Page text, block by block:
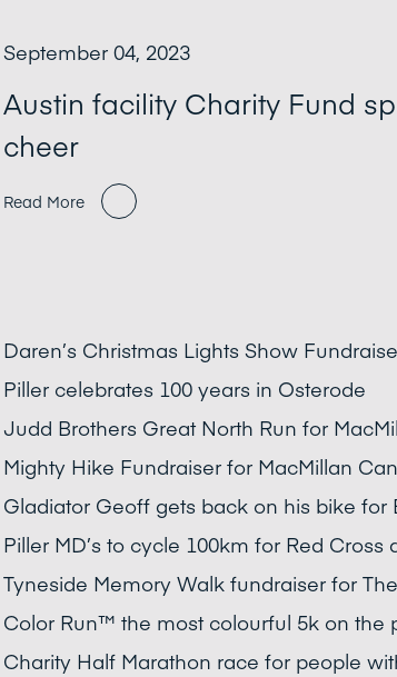
September 04, 2023
Austin facility Charity Fund
cheer
Read More
Daren’s Christmas Lights Show
Piller celebrates 100 years in Osterode
Judd Brothers Great North Run for
Mighty Hike Fundraiser for MacMillan
Gladiator Geoff gets back on his bike for
Piller MD’s to cycle 100km for Red Cross
Tyneside Memory Walk fundraiser for
Color Run™ the most colourful 5k on the
Charity Half Marathon race for people